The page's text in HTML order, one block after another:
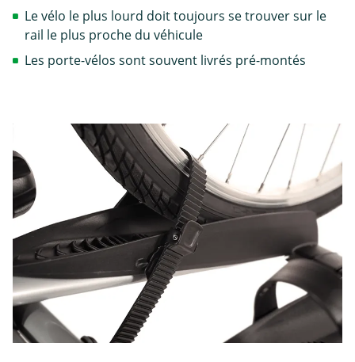
Le vélo le plus lourd doit toujours se trouver sur le
rail le plus proche du véhicule
Les porte-vélos sont souvent livrés pré-montés